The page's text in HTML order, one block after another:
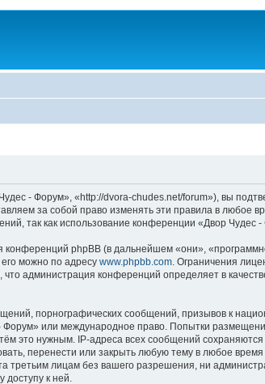
- Форум», «http://dvora-chudes.net/forum»), вы
за собой право изменять эти правила в любое
так как использование конференции «Двор
phpBB (в дальнейшем «они»,
можно по адресу www.phpbb.com . Ограничения
администрация конференций определяет в
порнографических сообщений, призывов к
Форум» или международное право. Попытки
это нужным. IP-адреса всех сообщений
перенести или закрыть любую тему в любое
третьим лицам без вашего разрешения, ни
доступу к ней.